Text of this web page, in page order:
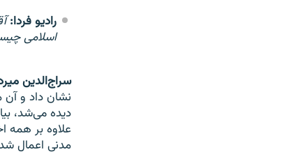
رادیو فردا:
اسلامی
سراج‌الدین
نشان داد و
دیده می‌شد،
علاوه بر همه
مدنی اعمال